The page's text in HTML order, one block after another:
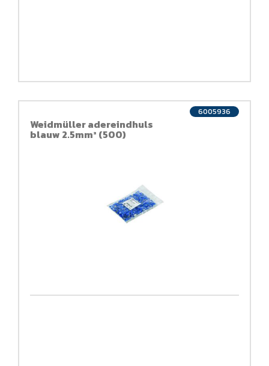
Weidmüller adereindhuls
blauw 2.5mm² (500)
6005936